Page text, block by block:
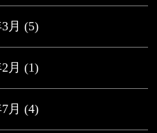
月 (5)
月 (1)
月 (4)